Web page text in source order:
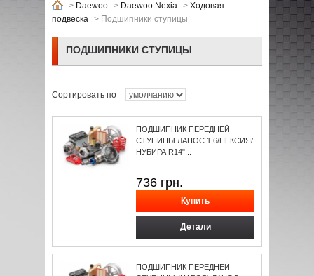
> Daewoo > Daewoo Nexia > Ходовая
подвеска > Подшипники ступицы
ПОДШИПНИКИ СТУПИЦЫ
Сортировать по
ПОДШИПНИК ПЕРЕДНЕЙ
СТУПИЦЫ ЛАНОС 1,6/НЕКСИЯ/
НУБИРА R14"...
736 грн.
Детали
ПОДШИПНИК ПЕРЕДНЕЙ